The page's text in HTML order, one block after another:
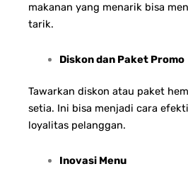
makanan yang menarik bisa
tarik.
Diskon dan Paket Promo
Tawarkan diskon atau paket
setia. Ini bisa menjadi cara
loyalitas pelanggan.
Inovasi Menu